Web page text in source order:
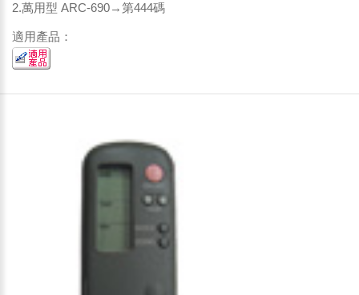
2.萬用型 ARC-690→第444碼
適用產品：